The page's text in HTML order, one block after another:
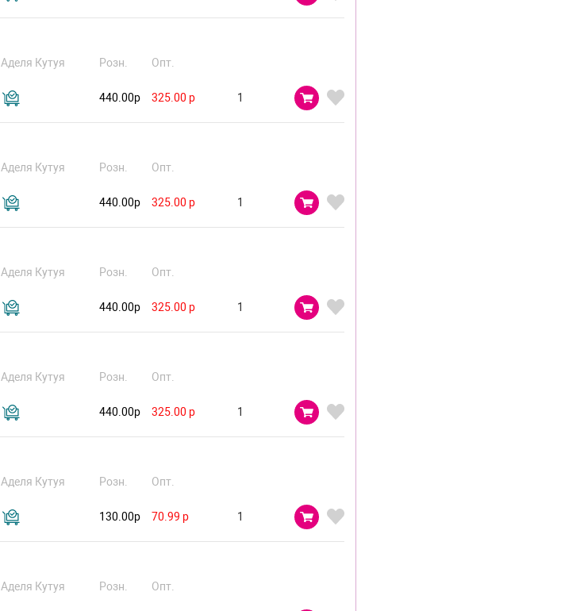
Аделя Кутуя Розн. Опт.
440.00р 325.00 р
Аделя Кутуя Розн. Опт.
440.00р 325.00 р
Аделя Кутуя Розн. Опт.
440.00р 325.00 р
Аделя Кутуя Розн. Опт.
440.00р 325.00 р
Аделя Кутуя Розн. Опт.
130.00р 70.99 р
Аделя Кутуя Розн. Опт.